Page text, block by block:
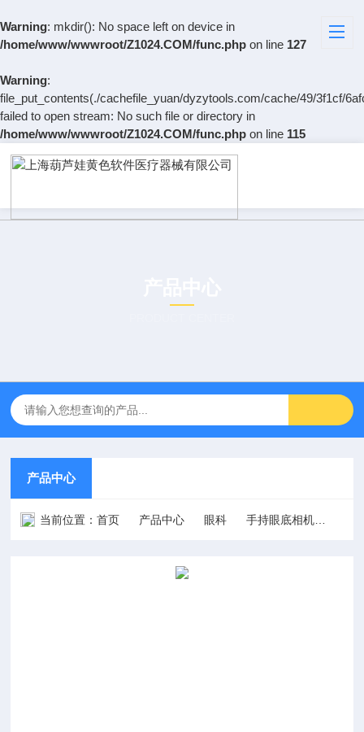
Warning: mkdir(): No space left on device in
/home/www/wwwroot/Z1024.COM/func.php on line 127
Warning:
file_put_contents(./cachefile_yuan/dyzytools.com/cache/49/3f1cf/
failed to open stream: No such file or directory in
/home/www/wwwroot/Z1024.COM/func.php on line 115
产品中心
当前位置：首页 产品中心 眼科 手持眼底相机